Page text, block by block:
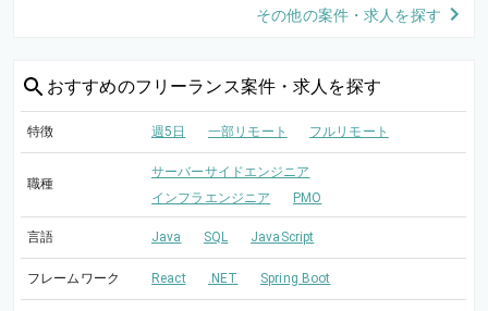
その他の案件・求人を探す
おすすめのフリーランス案件・求人を探す
特徴 週5日 一部リモート フルリモート
職種
サーバーサイドエンジニア
インフラエンジニア
PMO
言語 Java SQL JavaScript
フレームワーク React .NET Spring Boot